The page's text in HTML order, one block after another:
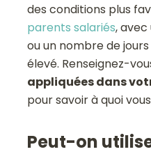
des conditions plus
parents salariés,
ou un nombre de
élevé. Renseignez-
appliquées dans
pour savoir à quoi
Peut-on